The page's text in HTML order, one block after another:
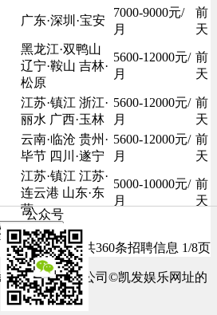
广东·深圳·宝安
7000-9000元/
月
前
天
黑龙江·双鸭山
辽宁·鞍山 吉林·
松原
5600-12000元/
月
前
天
江苏·镇江 浙江·
丽水 广西·玉林
5600-12000元/
月
前
天
云南·临沧 贵州·
毕节 四川·遂宁
5600-12000元/
月
前
天
江苏·镇江 江苏·
连云港 山东·东
营
5000-10000元/
月
前
天
藏选中职位
共360条招聘信息 1/8页
网络科技有限公司©凯发娱乐网址的
公众号